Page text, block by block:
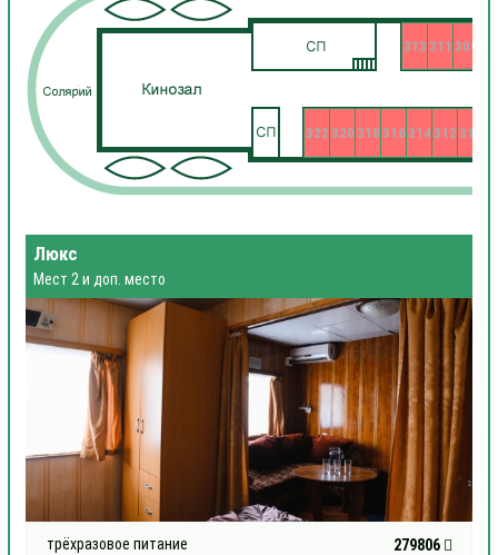
309
310
311
312
313
314
316
318
320
322
Люкс
Мест 2 и доп. место
трёхразовое питание 279806